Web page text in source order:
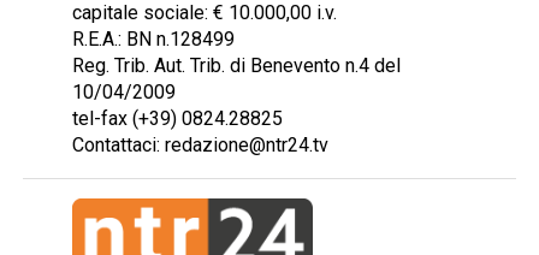
capitale sociale: € 10.000,00 i.v.
R.E.A.: BN n.128499
Reg. Trib. Aut. Trib. di Benevento n.4 del
10/04/2009
tel-fax (+39) 0824.28825
Contattaci: redazione@ntr24.tv